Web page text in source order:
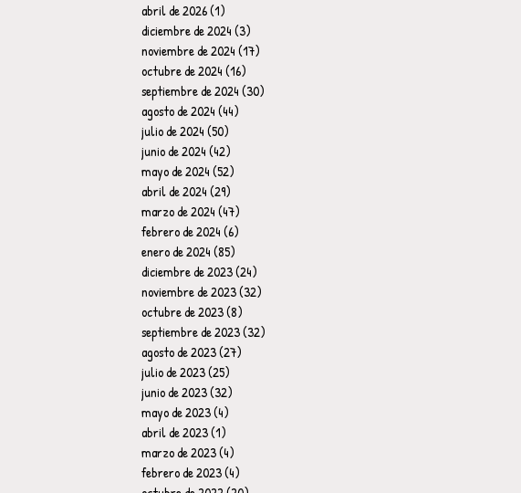
abril de 2026(1)
diciembre de 2024(3)
noviembre de 2024(17)
octubre de 2024(16)
septiembre de 2024(30)
agosto de 2024(44)
julio de 2024(50)
junio de 2024(42)
mayo de 2024(52)
abril de 2024(29)
marzo de 2024(47)
febrero de 2024(6)
enero de 2024(85)
diciembre de 2023(24)
noviembre de 2023(32)
octubre de 2023(8)
septiembre de 2023(32)
agosto de 2023(27)
julio de 2023(25)
junio de 2023(32)
mayo de 2023(4)
abril de 2023(1)
marzo de 2023(4)
febrero de 2023(4)